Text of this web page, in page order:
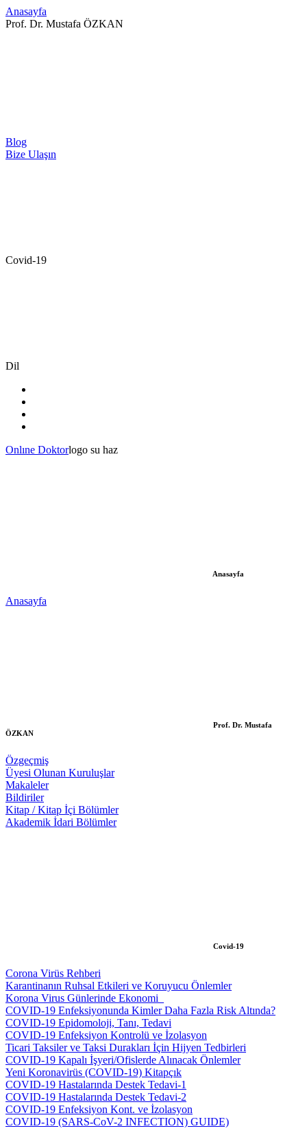
Anasayfa
Prof. Dr. Mustafa ÖZKAN
Blog
Bize Ulaşın
Covid-19
Dil
Onlıne Doktorlogo su haz
Anasayfa
Anasayfa
Prof. Dr. Mustafa
ÖZKAN
Özgeçmiş
Üyesi Olunan Kuruluşlar
Makaleler
Bildiriler
Kitap / Kitap İçi Bölümler
Akademik İdari Bölümler
Covid-19
Corona Virüs Rehberi
Karantinanın Ruhsal Etkileri ve Koruyucu Önlemler
Korona Virus Günlerinde Ekonomi_
COVID-19 Enfeksiyonunda Kimler Daha Fazla Risk Altında?
COVID-19 Epidomoloji, Tanı, Tedavi
COVID-19 Enfeksiyon Kontrolü ve İzolasyon
Ticari Taksiler ve Taksi Durakları İçin Hijyen Tedbirleri
COVID-19 Kapalı İşyeri/Ofislerde Alınacak Önlemler
Yeni Koronavirüs (COVID-19) Kitapçık
COVID-19 Hastalarında Destek Tedavi-1
COVID-19 Hastalarında Destek Tedavi-2
COVID-19 Enfeksiyon Kont. ve İzolasyon
COVID-19 (SARS-CoV-2 INFECTION) GUIDE)